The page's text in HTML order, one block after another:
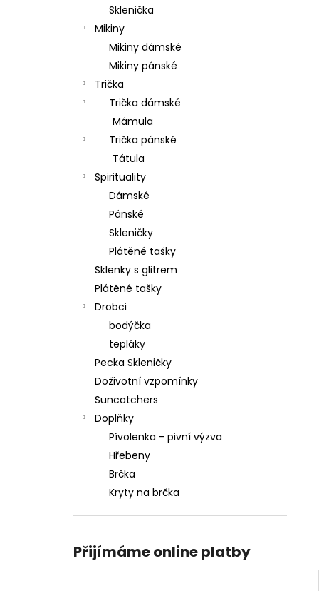
Sklenička
Mikiny
Mikiny dámské
Mikiny pánské
Trička
Trička dámské
Mámula
Trička pánské
Tátula
Spirituality
Dámské
Pánské
Skleničky
Plátěné tašky
Sklenky s glitrem
Plátěné tašky
Drobci
bodýčka
tepláky
Pecka Skleničky
Doživotní vzpomínky
Suncatchers
Doplňky
Pívolenka - pivní výzva
Hřebeny
Brčka
Kryty na brčka
Přijímáme online platby